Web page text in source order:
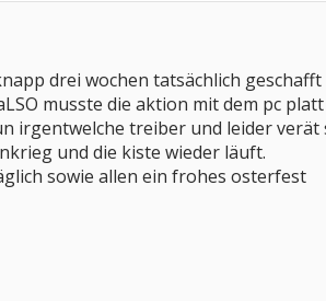
drei wochen tatsächlich
musste die aktion mit dem pc
irgentwelche treiber und leider verät
und die kiste wieder läuft.
sowie allen ein frohes osterfest